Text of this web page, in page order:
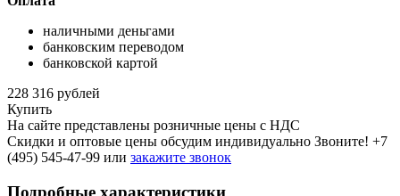
наличными деньгами
банковским переводом
банковской картой
228 316 рублей
Купить
На сайте представлены розничные цены с НДС
Скидки и оптовые цены обсудим индивидуально Звоните! +7
(495) 545-47-99 или закажите звонок
Подробные характеристики